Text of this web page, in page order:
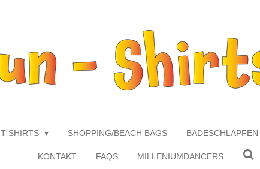
T-SHIRTS SHOPPING/BEACH BAGS BADESCHLAPFEN
KONTAKT FAQS MILLENIUMDANCERS